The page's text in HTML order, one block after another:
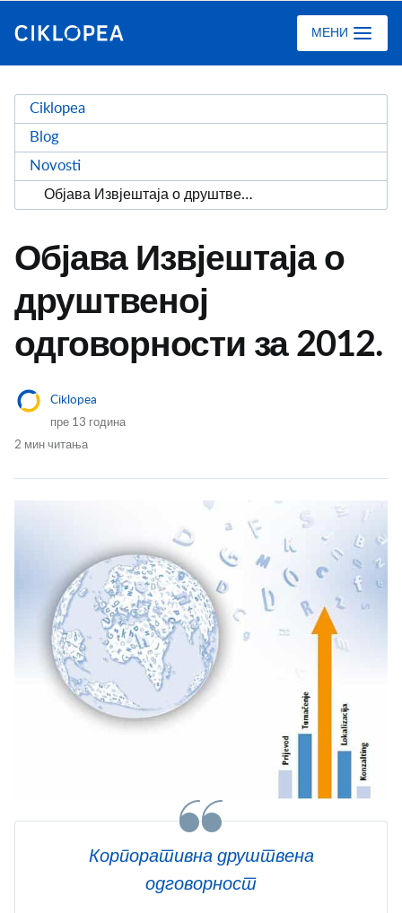
МЕНИ
Ciklopea
Blog
Novosti
Објава Извјештаја о друштвеној одговорности за 2012.
Објава Извјештаја о
друштвеној
одговорности за 2012.
Ciklopea
пре 13 година
2 мин читања
Корпоративна друштвена
одговорност